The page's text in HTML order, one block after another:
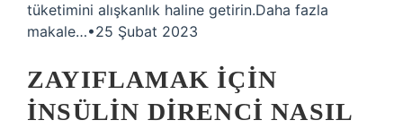
tüketimini alışkanlık haline getirin.Daha fazla
makale…•25 Şubat 2023
ZAYIFLAMAK IÇIN
INSÜLIN DIRENCI NASIL